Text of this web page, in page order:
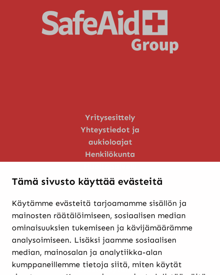
Tämä sivusto käyttää evästeitä
Käytämme evästeitä tarjoamamme sisällön ja
mainosten räätälöimiseen, sosiaalisen median
ominaisuuksien tukemiseen ja kävijämäärämme
analysoimiseen. Lisäksi jaamme sosiaalisen
median, mainosalan ja analytiikka-alan
kumppaneillemme tietoja siitä, miten käytät
Yritysesittely
Yhteystiedot ja
aukioloajat
Henkilökunta
Verkkokaupasta ostaminen
Maksutavat ja
toimitusehdot
Palautukset
Rekisteriseloste
Evästekäytännöt